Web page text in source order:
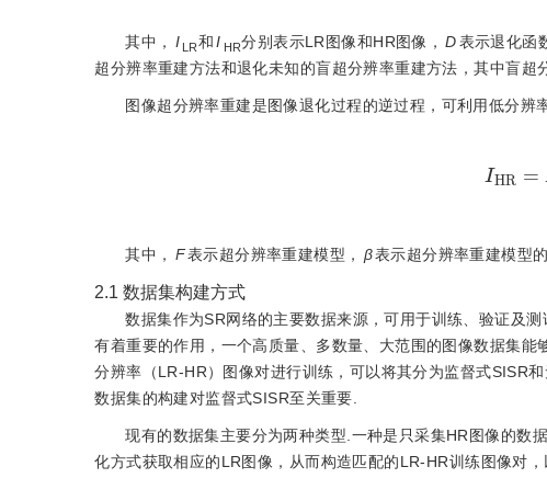
其中， I LR和I HR分别表示LR图像和HR图像， D表示退化函
超分辨率重建方法和退化未知的盲超分辨率重建方法，其中盲超
图像超分辨率重建是图像退化过程的逆过程，可利用低分
其中， F表示超分辨率重建模型， β表示超分辨率重建模型
2.1 数据集构建方式
数据集作为SR网络的主要数据来源，可用于训练、验证及
有着重要的作用，一个高质量、多数量、大范围的图像数据集
分辨率（LR-HR）图像对进行训练，可以将其分为监督式SISR
数据集的构建对监督式SISR至关重要.
现有的数据集主要分为两种类型.一种是只采集HR图像的数
化方式获取相应的LR图像，从而构造匹配的LR-HR训练图像对